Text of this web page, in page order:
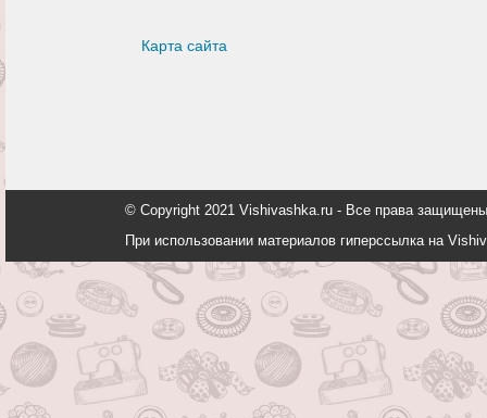
Карта сайта
© Copyright 2021 Vishivashka.ru - Все права
При использовании материалов гиперссылка на